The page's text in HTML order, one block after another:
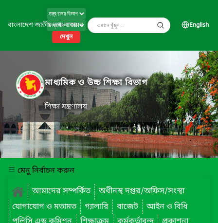
বাংলাদেশ জাতীয় তথ্য বাতায়ন
দেখুন
English
মাধ্যমিক ও উচ্চ শিক্ষা বিভাগ
শিক্ষা মন্ত্রণালয়
মেনু নির্বাচন করুন
আমাদের সম্পর্কিত
অধীনস্থ দপ্তর/অফিস/সংস্থা
যোগাযোগ ও মতামত
গ্যালারি বাজেট
আইন ও বিধি